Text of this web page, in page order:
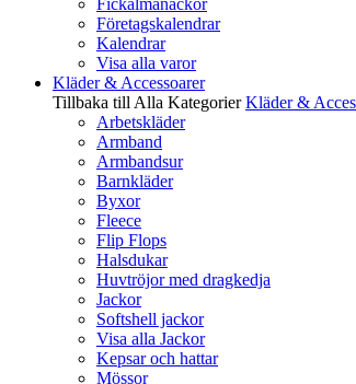
Fickalmanackor
Företagskalendrar
Kalendrar
Visa alla varor
Kläder & Accessoarer
Tillbaka till Alla Kategorier Kläder &
Arbetskläder
Armband
Armbandsur
Barnkläder
Byxor
Fleece
Flip Flops
Halsdukar
Huvtröjor med dragkedja
Jackor
Softshell jackor
Visa alla Jackor
Kepsar och hattar
Mössor